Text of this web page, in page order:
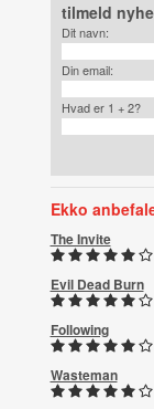
tilmeld
Dit navn:
Din email:
Hvad er 1 + 2?
Ekko
The Invite
Evil Dead Burn
Following
Wasteman